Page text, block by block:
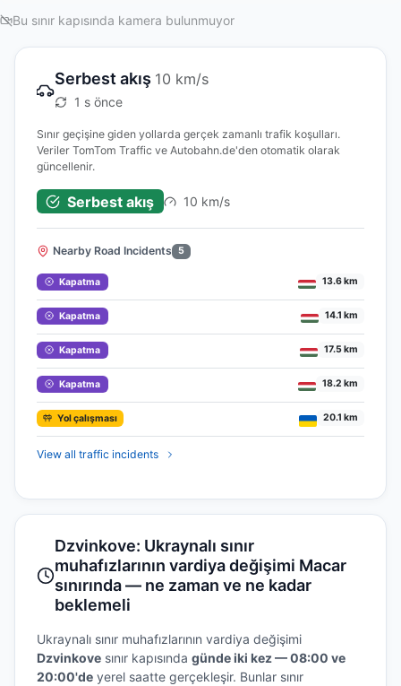
Bu sınır kapısında kamera bulunmuyor
Serbest akış 10 km/s
1 s önce
Sınır geçişine giden yollarda gerçek zamanlı trafik koşulları.
Veriler TomTom Traffic ve Autobahn.de'den otomatik olarak
güncellenir.
Serbest akış 10 km/s
Nearby Road Incidents 5
Kapatma 13.6 km
Kapatma 14.1 km
Kapatma 17.5 km
Kapatma 18.2 km
Yol çalışması 20.1 km
View all traffic incidents
Dzvinkove: Ukraynalı sınır
muhafızlarının vardiya değişimi Macar
sınırında — ne zaman ve ne kadar
beklemeli
Ukraynalı sınır muhafızlarının vardiya değişimi
Dzvinkove sınır kapısında günde iki kez — 08:00 ve
20:00'de yerel saatte gerçekleşir. Bunlar sınır